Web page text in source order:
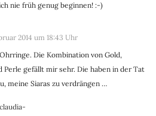
nie früh genug beginnen! :-)
2014 um 18:43 Uhr
Die Kombination von Gold,
Perle gefällt mir sehr. Die haben in der Tat
meine Siaras zu verdrängen …